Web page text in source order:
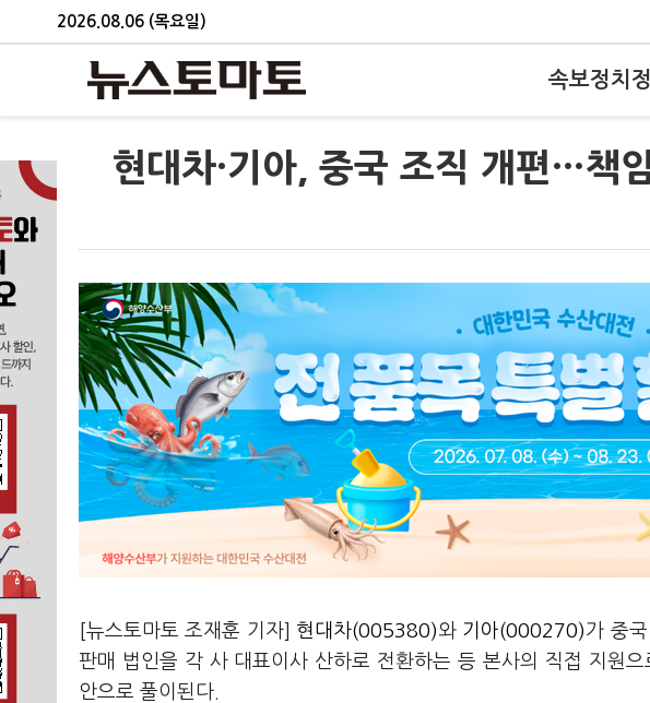
2026.08.06 (목요일)
속보정치
현대차·기아, 중국 조직 개편…책
[뉴스토마토 조재훈 기자] 현대차(005380)와 기아(000270)가 중
판매 법인을 각 사 대표이사 산하로 전환하는 등 본사의 직접 지원
안으로 풀이된다.